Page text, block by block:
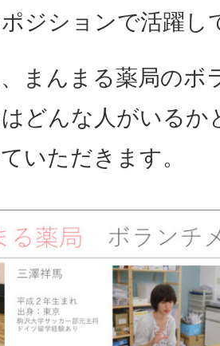
ジションで活躍し
まんまる薬局のボ
どんな人がいるか
いただきます。